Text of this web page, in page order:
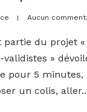
Aucun
du projet «
»
pour 5
un colis,